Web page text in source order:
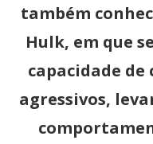
também
Hulk, em que
capacidade
agressivos,